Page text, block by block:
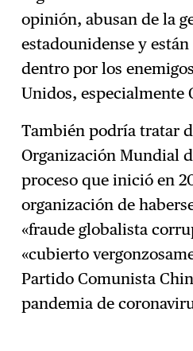
opinión, abusan de la
estadounidense y
dentro por los
Unidos, especialmente
También podría tratar
Organización Mundial
proceso que inició en
organización de
«fraude globalista
«cubierto
Partido Comunista
pandemia de